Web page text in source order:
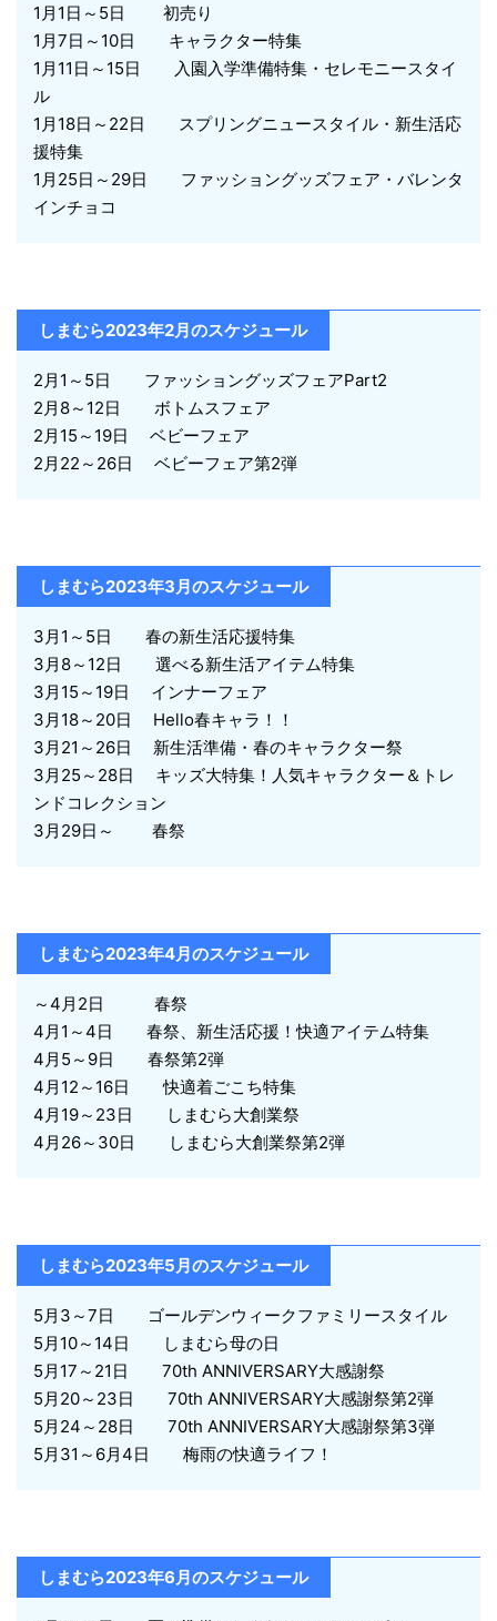
1月1日～5日 初売り
1月7日～10日 キャラクター特集
1月11日～15日 入園入学準備特集・セレモニースタイ
ル
1月18日～22日 スプリングニュースタイル・新生活応
援特集
1月25日～29日 ファッショングッズフェア・バレンタ
インチョコ
しまむら2023年2月のスケジュール
2月1～5日 ファッショングッズフェアPart2
2月8～12日 ボトムスフェア
2月15～19日 ベビーフェア
2月22～26日 ベビーフェア第2弾
しまむら2023年3月のスケジュール
3月1～5日 春の新生活応援特集
3月8～12日 選べる新生活アイテム特集
3月15～19日 インナーフェア
3月18～20日 Hello春キャラ！！
3月21～26日 新生活準備・春のキャラクター祭
3月25～28日 キッズ大特集！人気キャラクター＆トレ
ンドコレクション
3月29日～ 春祭
しまむら2023年4月のスケジュール
～4月2日 春祭
4月1～4日 春祭、新生活応援！快適アイテム特集
4月5～9日 春祭第2弾
4月12～16日 快適着ごこち特集
4月19～23日 しまむら大創業祭
4月26～30日 しまむら大創業祭第2弾
しまむら2023年5月のスケジュール
5月3～7日 ゴールデンウィークファミリースタイル
5月10～14日 しまむら母の日
5月17～21日 70th ANNIVERSARY大感謝祭
5月20～23日 70th ANNIVERSARY大感謝祭第2弾
5月24～28日 70th ANNIVERSARY大感謝祭第3弾
5月31～6月4日 梅雨の快適ライフ！
しまむら2023年6月のスケジュール